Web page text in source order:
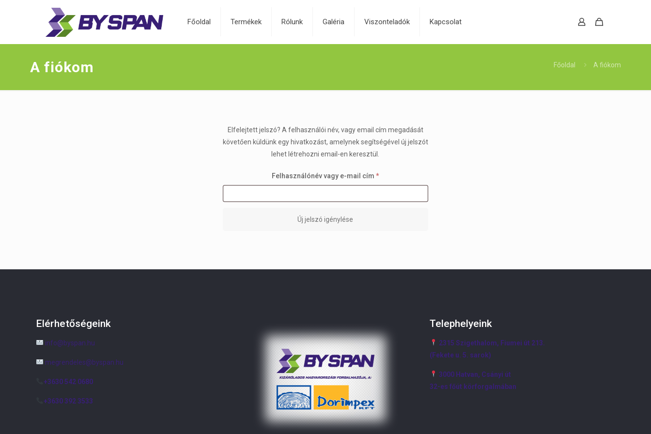
Főoldal Termékek Rólunk Galéria Viszonteladók Kapcsolat
A fiókom Főoldal A fiókom
Elfelejtett jelszó? A felhasználói név, vagy email cím megadását
követően küldünk egy hivatkozást, amelynek segítségével új jelszót
lehet létrehozni email-en keresztül.
Felhasználónév vagy e-mail cím *Kötelező
Új jelszó igénylése
Elérhetőségeink
info@byspan.hu
megrendeles@byspan.hu
+3630 542 0680
+3630 392 3533
Telephelyeink
2315 Szigethalom, Fiumei út 213.
(Fekete u. 5. sarok)
3000 Hatvan, Csányi út
32-es főút körforgalmában